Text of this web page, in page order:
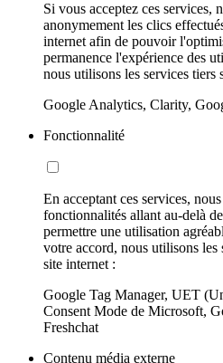
Si vous acceptez ces services,
anonymement les clics
internet afin de pouvoir
permanence l'expérience des
nous utilisons les services tiers
Google Analytics, Clarity,
Fonctionnalité
En acceptant ces services,
fonctionnalités allant au-delà
permettre une utilisation
votre accord, nous utilisons les
site internet :
Google Tag Manager, UET
Consent Mode de Microsoft,
Freshchat
Contenu média externe